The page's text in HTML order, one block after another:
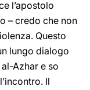
l’apostolo
– credo che non
Questo
lungo dialogo
Azhar e so
Il